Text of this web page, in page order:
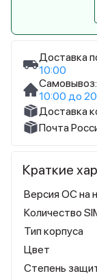
Доставка
10:00
Самовывоз:
10:00 до
Доставка
Почта
Краткие
Версия ОС на
Количество
Тип корпуса
Цвет
Степень